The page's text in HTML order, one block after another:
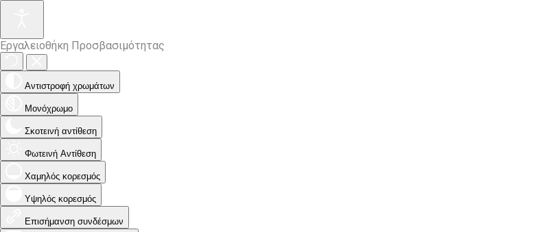
Εργαλειοθήκη Προσβασιμότητας
Αντιστροφή χρωμάτων
Μονόχρωμο
Σκοτεινή αντίθεση
Φωτεινή Αντίθεση
Χαμηλός κορεσμός
Υψηλός κορεσμός
Επισήμανση συνδέσμων